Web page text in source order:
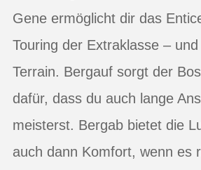
Gene ermöglicht dir das
Touring der Extraklasse –
Terrain. Bergauf sorgt der
dafür, dass du auch lange
meisterst. Bergab bietet die
auch dann Komfort, wenn es